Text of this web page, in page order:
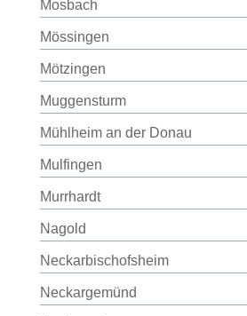
Mosbach
Mössingen
Mötzingen
Muggensturm
Mühlheim an der Donau
Mulfingen
Murrhardt
Nagold
Neckarbischofsheim
Neckargemünd